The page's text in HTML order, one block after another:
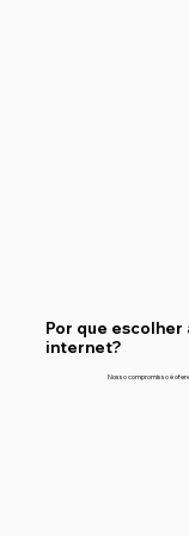
Por que escolher
internet?
Nosso compromisso é